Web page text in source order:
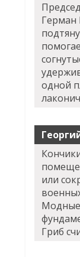
Герман
одной
или
Модные
Гриб